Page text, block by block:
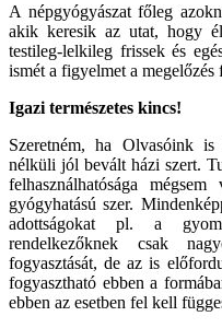
A népgyógyászat főleg
akik keresik az utat, hogy
testileg-lelkileg frissek és
ismét a figyelmet a megelőzés
Igazi természetes kincs!
Szeretném, ha Olvasóink
nélküli jól bevált házi szert.
felhasználhatósága
gyógyhatású szer.
adottságokat pl. a
rendelkezőknek csak
fogyasztását, de az is
fogyasztható ebben a
ebben az esetben fel kell